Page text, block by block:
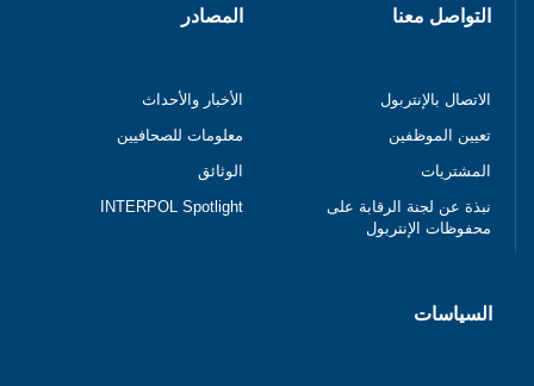
التواصل معنا
الاتصال بالإنتربول
تعيين الموظفين
المشتريات
نبذة عن لجنة الرقابة على
محفوظات الإنتربول
المصادر
الأخبار والأحداث
معلومات للصحافيين
الوثائق
INTERPOL Spotlight
السياسات